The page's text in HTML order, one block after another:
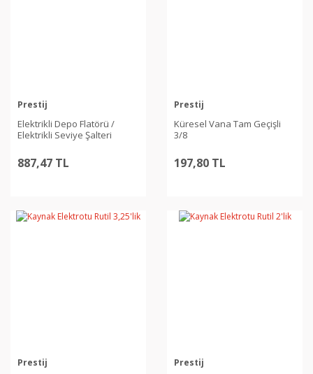
Prestij
Elektrikli Depo Flatörü /
Elektrikli Seviye Şalteri
887,47 TL
Prestij
Küresel Vana Tam Geçişli
3/8
197,80 TL
Prestij Prestij